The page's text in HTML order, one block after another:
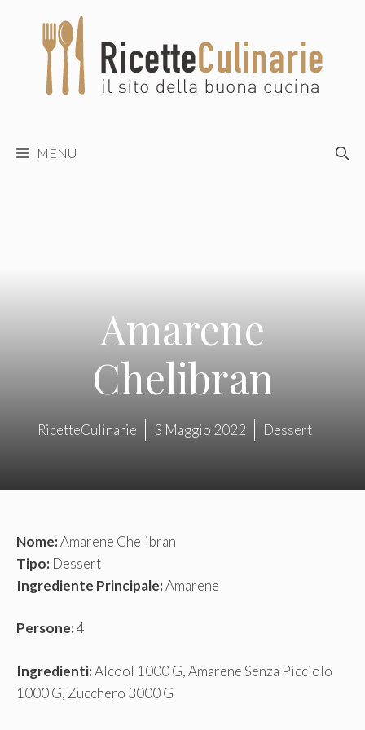
contenuto
MENU
Amarene
Chelibran
RicetteCulinarie 3 Maggio 2022 Dessert
Nome:Amarene Chelibran
Tipo: Dessert
Ingrediente Principale:Amarene
Persone:4
Ingredienti:Alcool 1000 G, Amarene Senza Picciolo
1000 G, Zucchero 3000 G